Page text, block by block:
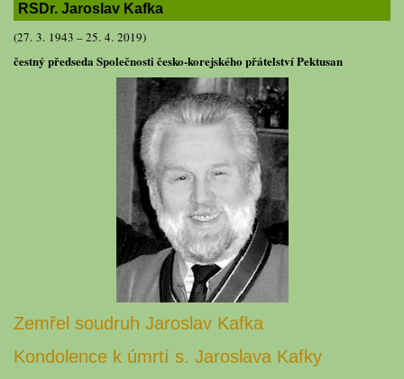
RSDr. Jaroslav Kafka
(27. 3. 1943 – 25. 4. 2019)
čestný předseda Společnosti česko-korejského přátelství Pektusan
Zemřel soudruh Jaroslav Kafka
Kondolence k úmrtí s. Jaroslava Kafky